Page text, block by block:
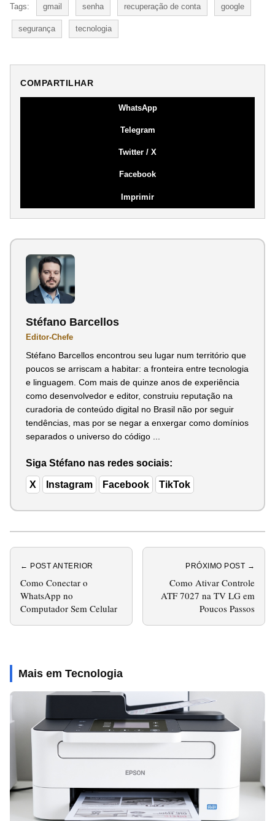
Tags: gmail senha recuperação de conta google
segurança tecnologia
COMPARTILHAR
WhatsApp
Telegram
Twitter / X
Facebook
Imprimir
Stéfano Barcellos
Editor-Chefe
Stéfano Barcellos encontrou seu lugar num território que
poucos se arriscam a habitar: a fronteira entre tecnologia
e linguagem. Com mais de quinze anos de experiência
como desenvolvedor e editor, construiu reputação na
curadoria de conteúdo digital no Brasil não por seguir
tendências, mas por se negar a enxergar como domínios
separados o universo do código ...
Siga Stéfano nas redes sociais:
X Instagram Facebook TikTok
← POST ANTERIOR
Como Conectar o
WhatsApp no
Computador Sem Celular
PRÓXIMO POST →
Como Ativar Controle
ATF 7027 na TV LG em
Poucos Passos
Mais em Tecnologia